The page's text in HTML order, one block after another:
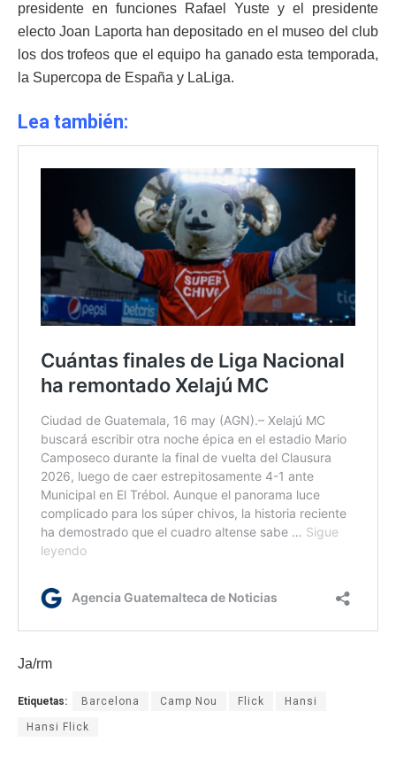
presidente en funciones Rafael Yuste y el presidente
electo Joan Laporta han depositado en el museo del club
los dos trofeos que el equipo ha ganado esta temporada,
la Supercopa de España y LaLiga.
Lea también:
Ja/rm
Etiquetas: Barcelona Camp Nou Flick Hansi
Hansi Flick